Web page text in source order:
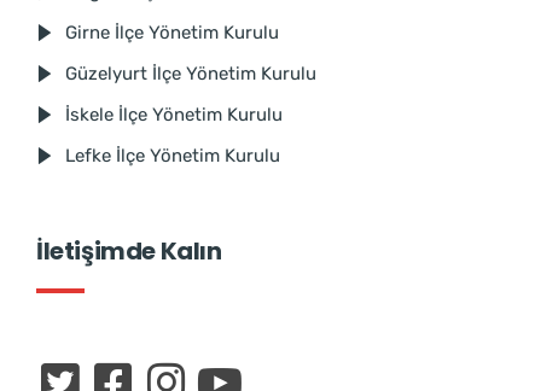
Girne İlçe Yönetim Kurulu
Güzelyurt İlçe Yönetim Kurulu
İskele İlçe Yönetim Kurulu
Lefke İlçe Yönetim Kurulu
İletişimde Kalın